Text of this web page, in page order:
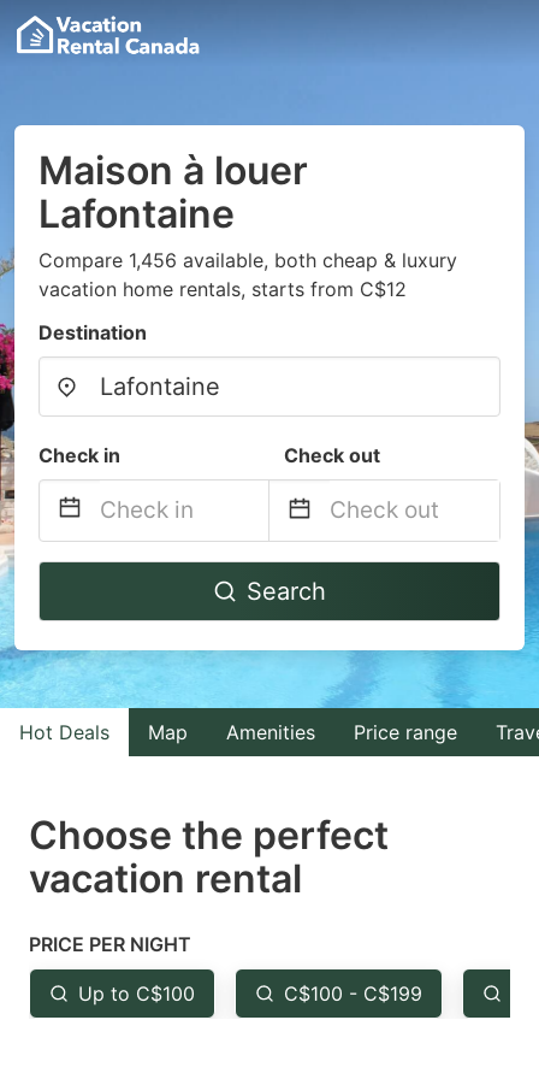
Maison à louer
Lafontaine
Compare 1,456 available, both cheap & luxury
vacation home rentals, starts from C$12
Destination
Check in Check out
Navigate
to
interact
with
the
select
a
Press
the
question
Navigate
to
interact
with
the
select
the
question
Search
Hot Deals Map Amenities Price range
Choose the perfect
vacation rental
PRICE PER NIGHT
Up to C$100 C$100 - C$199